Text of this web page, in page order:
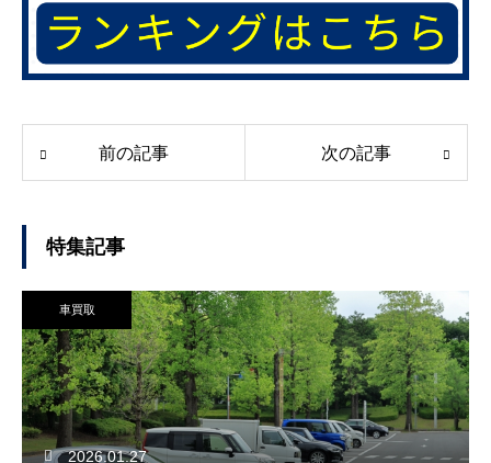
前の記事 次の記事
特集記事
車買取
2026.01.27